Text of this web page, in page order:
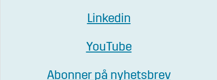
Linkedin
YouTube
Abonner på nyhetsbrev